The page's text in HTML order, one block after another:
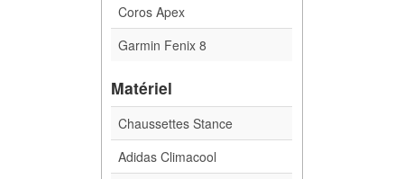
Coros Apex
Garmin Fenix 8
Matériel
Chaussettes Stance
Adidas Climacool